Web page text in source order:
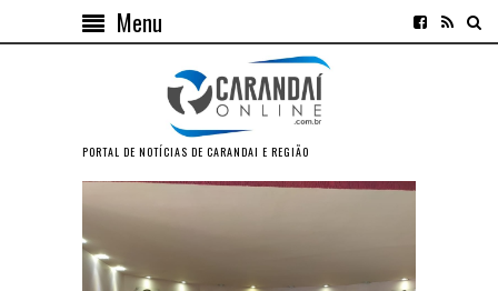
Menu
PORTAL DE NOTÍCIAS DE CARANDAI E REGIÃO